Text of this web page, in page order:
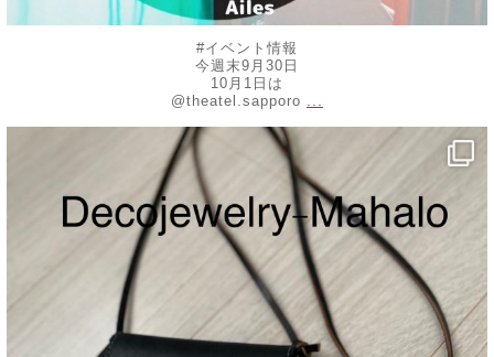
#イベント情報
今週末9月30日
10月1日は
@theatel.sapporo ...
decojewelrymahalo
8月 20